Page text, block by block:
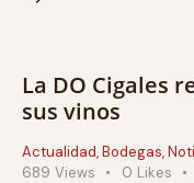
La DO Cigales
sus vinos
Actualidad,Bodegas,
689 Views 0 Likes